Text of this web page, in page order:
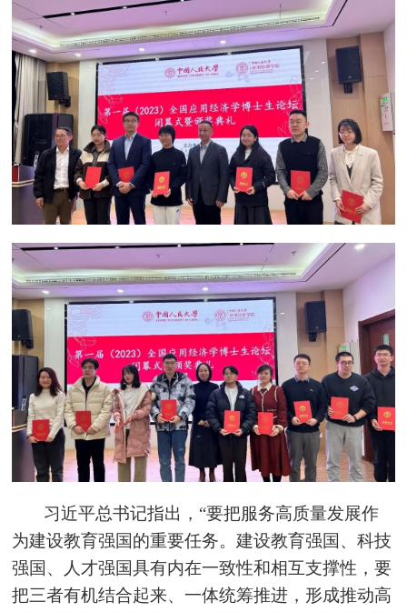
习近平总书记指出，“要把服务高质量发展作
为建设教育强国的重要任务。建设教育强国、科技
强国、人才强国具有内在一致性和相互支撑性，要
把三者有机结合起来、一体统筹推进，形成推动高